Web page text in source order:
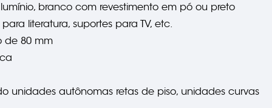
branco com revestimento em pó ou preto
literatura, suportes para TV, etc.
de 80 mm
unidades autônomas retas de piso, unidades curvas